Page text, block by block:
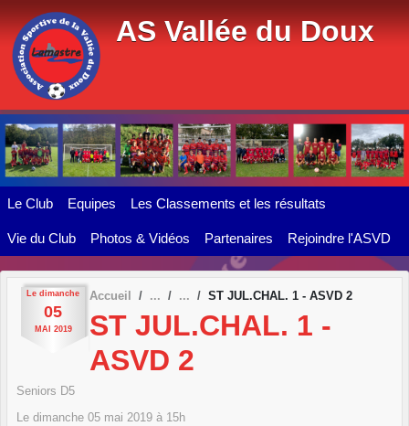
AS Vallée du Doux
Le Club Equipes Les Classements et les résultats
Vie du Club Photos & Vidéos Partenaires Rejoindre l'ASVD
Le dimanche
05
MAI 2019
Accueil ST JUL.CHAL. 1 - ASVD 2
ST JUL.CHAL. 1 -
ASVD 2
Seniors D5
Le dimanche 05 mai 2019 à 15h
Panneau de gestion des cookies